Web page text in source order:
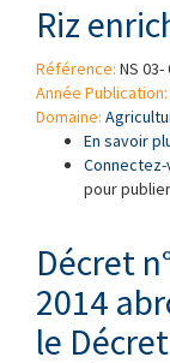
Riz
Référence: NS 03-
Année Publication:
Domaine:
En savoir
Connectez-
pour
Décret
2014
le